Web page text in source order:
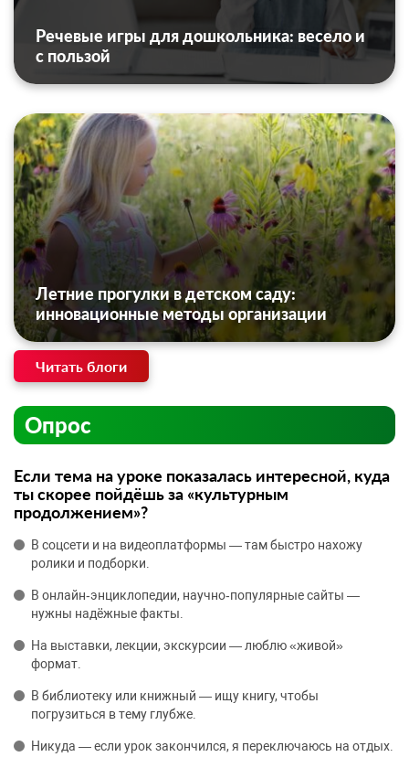
Речевые игры для дошкольника: весело и
с пользой
Летние прогулки в детском саду:
инновационные методы организации
Читать блоги
Опрос
Если тема на уроке показалась интересной, куда
ты скорее пойдёшь за «культурным
продолжением»?
В соцсети и на видеоплатформы — там быстро нахожу
ролики и подборки.
В онлайн‑энциклопедии, научно‑популярные сайты —
нужны надёжные факты.
На выставки, лекции, экскурсии — люблю «живой»
формат.
В библиотеку или книжный — ищу книгу, чтобы
погрузиться в тему глубже.
Никуда — если урок закончился, я переключаюсь на отдых.